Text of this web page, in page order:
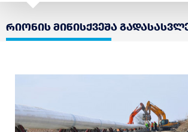
რიონის მიწისქვეშა